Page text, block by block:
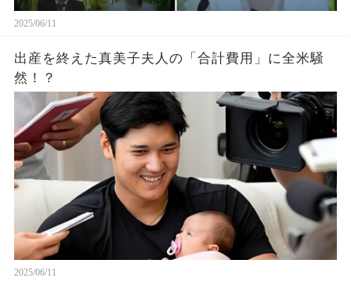
2025/06/11
出産を終えた真美子夫人の「合計費用」に全米騒
然！？
2025/06/11